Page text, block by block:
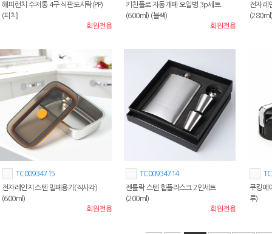
해피런치 수저통 4구 식판도시락(PP)
(피치)
회원전용
키친플로 자동개폐 오일병 3p세트
(600ml) (블랙)
회원전용
전자레
TC00934715
전자레인지 스텐 밀폐용기(직사각)
(600ml)
회원전용
TC00934714
젠틀락 스텐 힙플라스크 2인세트
(200ml)
회원전용
쿠킹메
루)